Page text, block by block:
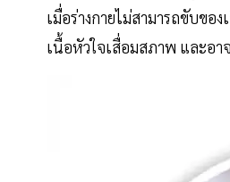
เมื่อร่างกายไม่สามารถขับขอ
เนื้อหัวใจเสื่อมสภาพ และอ